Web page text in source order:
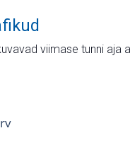
viimase tunni aja